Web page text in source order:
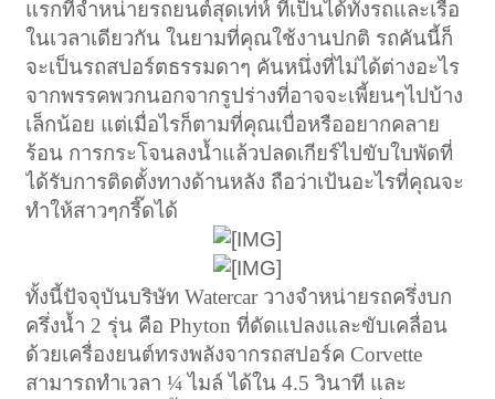
แรกที่จำหน่ายรถยนต์สุดเท่ห์ ที่เป็นได้ทั้งรถและเรือ
ในเวลาเดียวกัน ในยามที่คุณใช้งานปกติ รถคันนี้ก็
จะเป็นรถสปอร์ตธรรมดาๆ คันหนึ่งที่ไม่ได้ต่างอะไร
จากพรรคพวกนอกจากรูปร่างที่อาจจะเพี้ยนๆไปบ้าง
เล็กน้อย แต่เมื่อไรก็ตามที่คุณเบื่อหรืออยากคลาย
ร้อน การกระโจนลงน้ำแล้วปลดเกียร์ไปขับใบพัดที่
ได้รับการติดตั้งทางด้านหลัง ถือว่าเป้นอะไรที่คุณจะ
ทำให้สาวๆกรี๊ดได้
ทั้งนี้ปัจจุบันบริษัทWatercar วางจำหน่ายรถครึ่งบก
ครึ่งน้ำ2 รุ่น คือPhytonที่ดัดแปลงและขับเคลื่อน
ด้วยเครื่องยนต์ทรงพลังจากรถสปอร์คCorvette
สามารถทำเวลา¼ไมล์ ได้ใน4.5วินาที และ